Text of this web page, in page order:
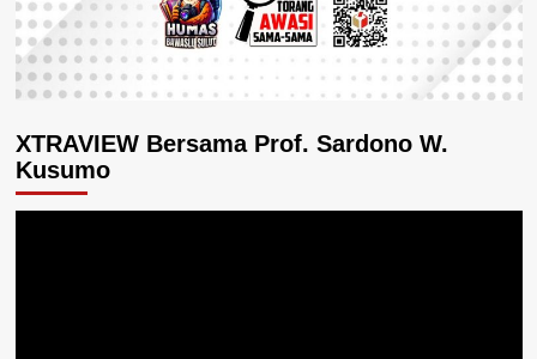
XTRAVIEW Bersama Prof. Sardono W.
Kusumo